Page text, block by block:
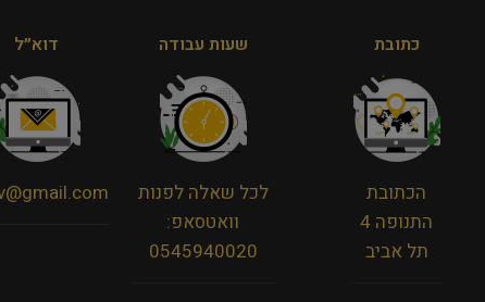
כתובת
הכתובת
התנופה 4
תל אביב
שעות עבודה
לכל שאלה לפנות
וואטסאפ:
0545940020
דוא״ל